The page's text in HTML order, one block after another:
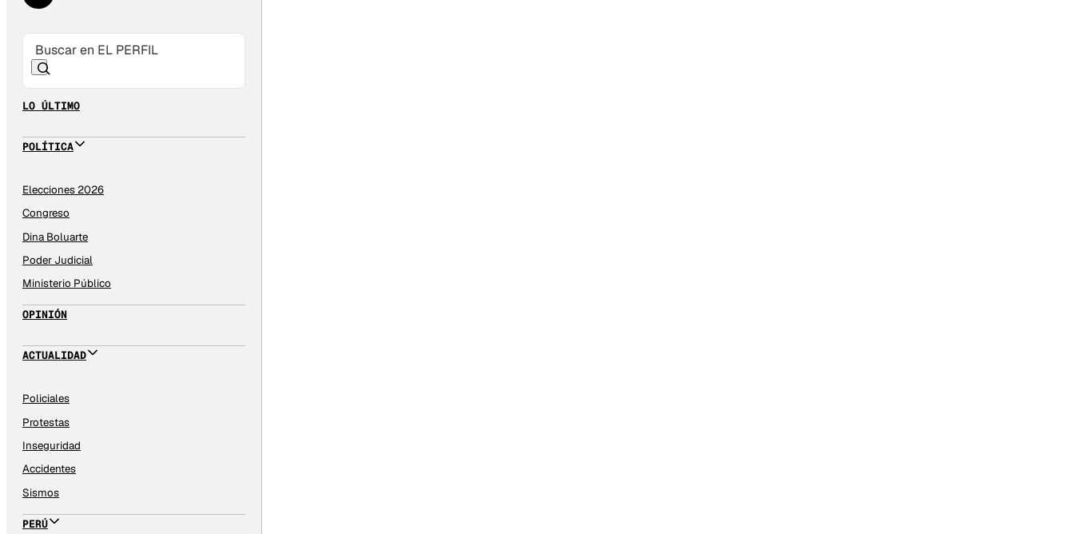
LO ÚLTIMO
POLÍTICA
Elecciones 2026
Congreso
Dina Boluarte
Poder Judicial
Ministerio Público
OPINIÓN
ACTUALIDAD
Policiales
Protestas
Inseguridad
Accidentes
Sismos
PERÚ